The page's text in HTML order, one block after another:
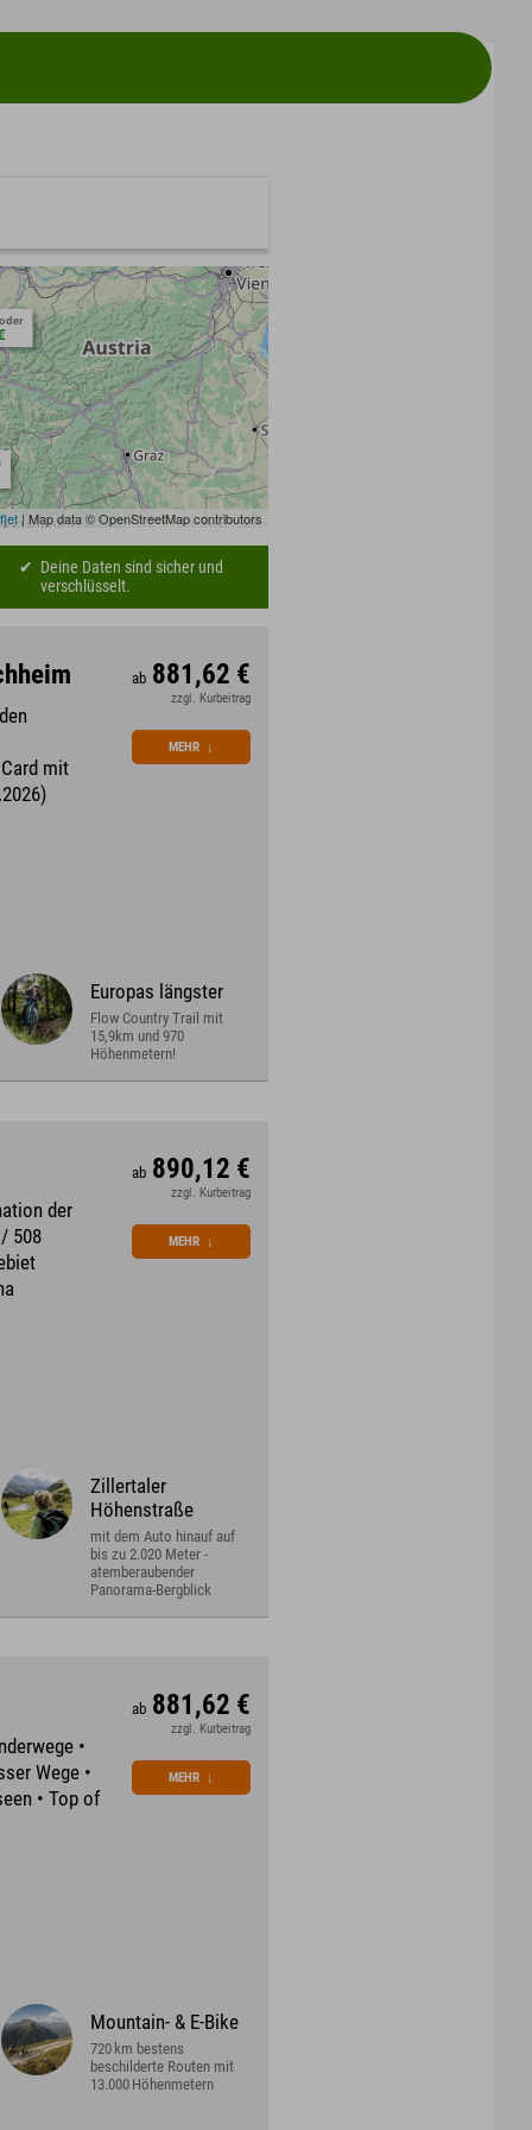
| Map data © OpenStreetMap contributors
Deine Daten sind sicher und
verschlüsselt.
mit
ab 881,62 €
zzgl. Kurbeitrag
MEHR ↓
Europas längster
Flow Country Trail mit
15,9km und 970
Höhenmetern!
der
508
ab 890,12 €
zzgl. Kurbeitrag
MEHR ↓
Zillertaler
Höhenstraße
mit dem Auto hinauf auf
bis zu 2.020 Meter -
atemberaubender
Panorama-Bergblick
•
Wege •
• Top of
ab 881,62 €
zzgl. Kurbeitrag
MEHR ↓
Mountain- & E-Bike
720 km bestens
beschilderte Routen mit
13.000 Höhenmetern